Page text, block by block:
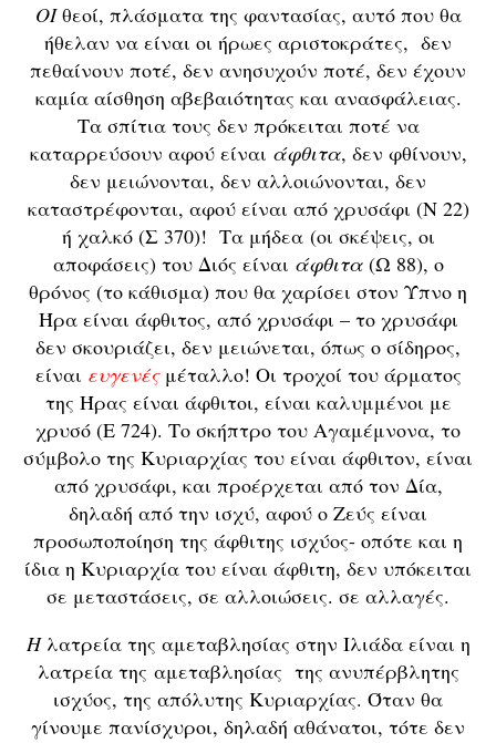
ΟΙθεοί, πλάσματα της φαντασίας, αυτό που θα
ήθελαν να είναι οι ήρωες αριστοκράτες, δεν
πεθαίνουν ποτέ, δεν ανησυχούν ποτέ, δεν έχουν
καμία αίσθηση αβεβαιότητας και ανασφάλειας.
Τα σπίτια τους δεν πρόκειται ποτέ να
καταρρεύσουν αφού είναι άφθιτα, δεν φθίνουν,
δεν μειώνονται, δεν αλλοιώνονται, δεν
καταστρέφονται, αφού είναι από χρυσάφι (Ν 22)
ή χαλκό (Σ 370)! Τα μήδεα (οι σκέψεις, οι
αποφάσεις) του Διός είναι άφθιτα(Ω 88), ο
θρόνος (το κάθισμα) που θα χαρίσει στον Ύπνο η
Ήρα είναι άφθιτος, από χρυσάφι – το χρυσάφι
δεν σκουριάζει, δεν μειώνεται, όπως ο σίδηρος,
είναι ευγενέςμέταλλο! Οι τροχοί του άρματος
της Ήρας είναι άφθιτοι, είναι καλυμμένοι με
χρυσό (Ε 724). Το σκήπτρο του Αγαμέμνονα, το
σύμβολο της Κυριαρχίας του είναι άφθιτον, είναι
από χρυσάφι, και προέρχεται από τον Δία,
δηλαδή από την ισχύ, αφού ο Ζεύς είναι
προσωποποίηση της άφθιτης ισχύος- οπότε και η
ίδια η Κυριαρχία του είναι άφθιτη, δεν υπόκειται
σε μεταστάσεις, σε αλλοιώσεις. σε αλλαγές.
Ηλατρεία της αμεταβλησίας στην Ιλιάδα είναι η
λατρεία της αμεταβλησίας της ανυπέρβλητης
ισχύος, της απόλυτης Κυριαρχίας. Όταν θα
γίνουμε πανίσχυροι, δηλαδή αθάνατοι, τότε δεν